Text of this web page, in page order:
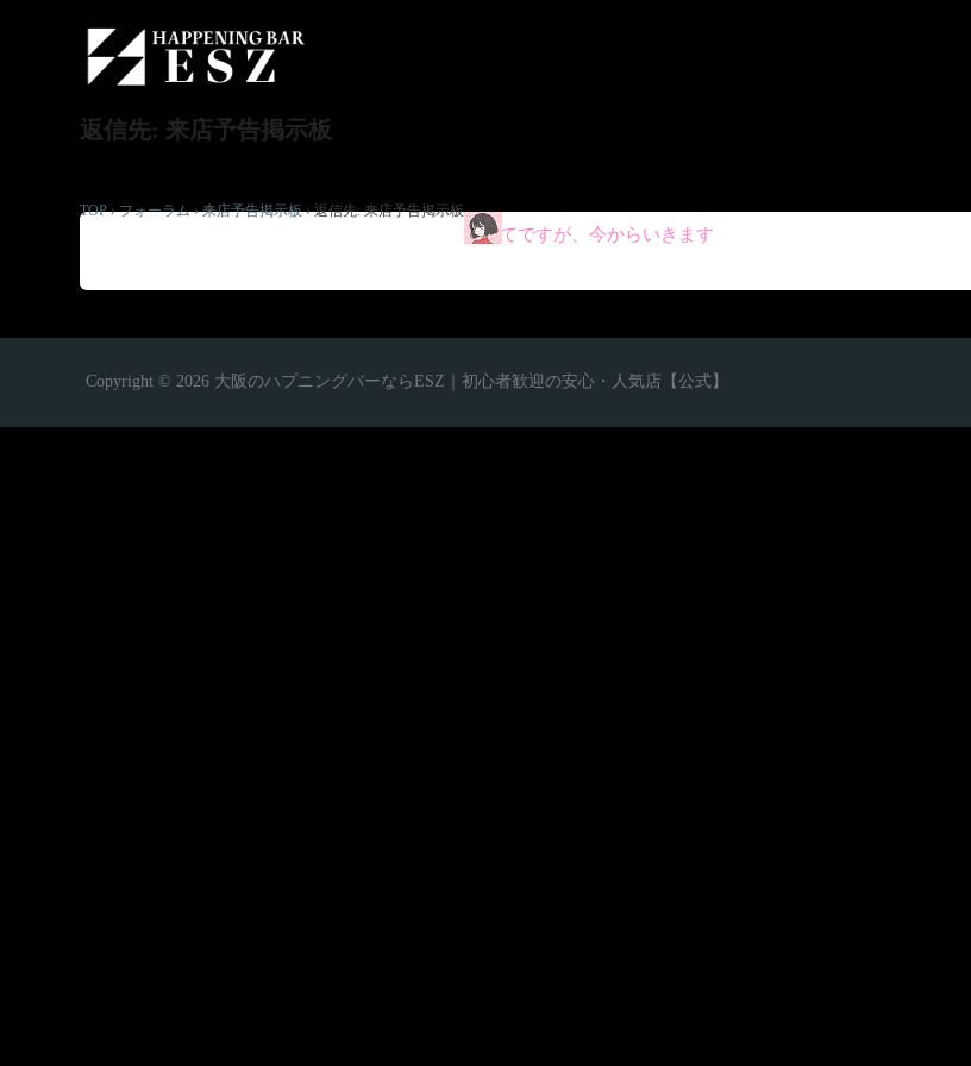
返信先: 来店予告掲示板
TOP › フォーラム › 来店予告掲示板 › 返信先: 来店予告掲示板
初めてですが、今からいきます
Copyright © 2026 大阪のハプニングバーならESZ｜初心者歓迎の安心・人気店【公式】